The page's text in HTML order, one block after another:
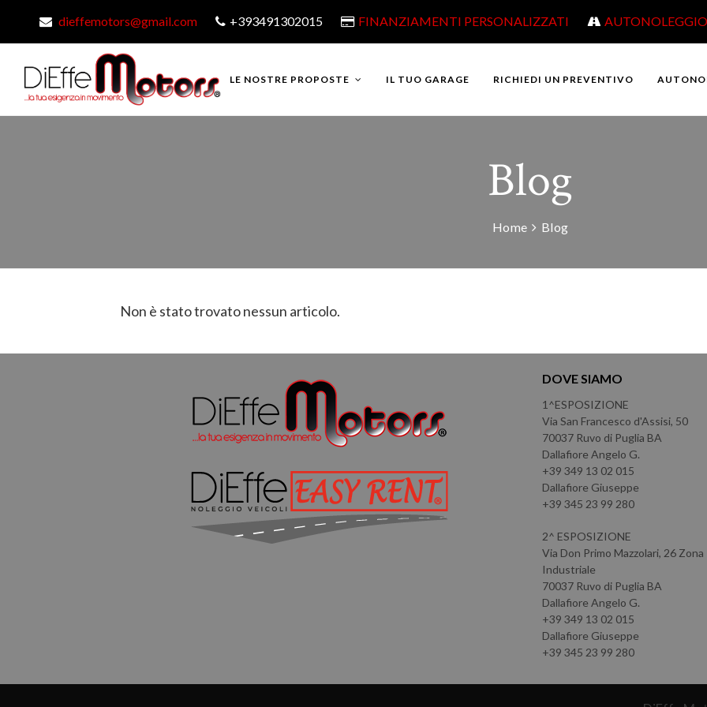
dieffemotors@gmail.com +393491302015 FINANZIAMENTI PERSONALIZZATI AUTONOLEGGIO
LE NOSTRE PROPOSTE IL TUO GARAGE RICHIEDI UN PREVENTIVO
Blog
Home Blog
Non è stato trovato nessun articolo.
DOVE SIAMO
1^ESPOSIZIONE
Via San Francesco d'Assisi, 50
70037 Ruvo di Puglia BA
Dallafiore Angelo G.
+39 349 13 02 015
Dallafiore Giuseppe
+39 345 23 99 280
2^ ESPOSIZIONE
Via Don Primo Mazzolari, 26 Zona
Industriale
70037 Ruvo di Puglia BA
Dallafiore Angelo G.
+39 349 13 02 015
Dallafiore Giuseppe
+39 345 23 99 280